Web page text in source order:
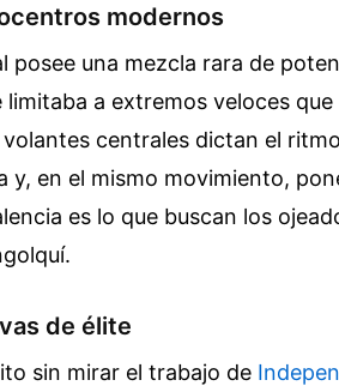
modernos
posee una mezcla rara de
a extremos veloces
centrales dictan el
y, en el mismo movimiento,
es lo que buscan los
de élite
sin mirar el trabajo de